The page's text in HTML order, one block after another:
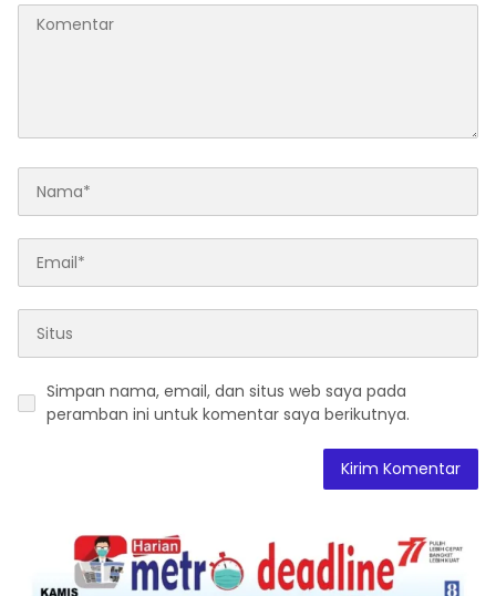
Simpan nama, email, dan situs web saya pada
peramban ini untuk komentar saya berikutnya.